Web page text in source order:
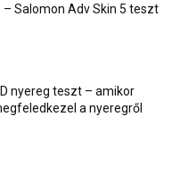
Salomon Adv Skin 5 teszt
nyereg teszt – amikor
a nyeregről